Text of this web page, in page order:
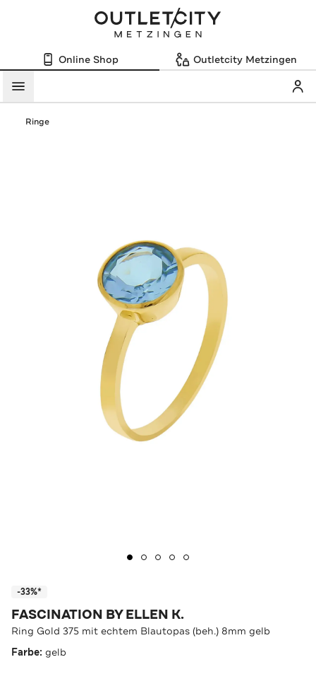
Online Shop Outletcity Metzingen
Menü
Ringe
-33%*
FASCINATION BY ELLEN K.
Ring Gold 375 mit echtem Blautopas (beh.) 8mm gelb
Farbe: gelb